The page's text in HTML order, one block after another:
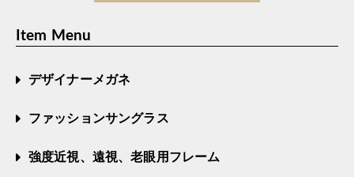
Item Menu
デザイナーメガネ
ファッションサングラス
強度近視、遠視、老眼用フレーム